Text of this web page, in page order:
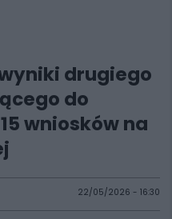
drugiego
do
wniosków na
22/05/2026 - 16:30